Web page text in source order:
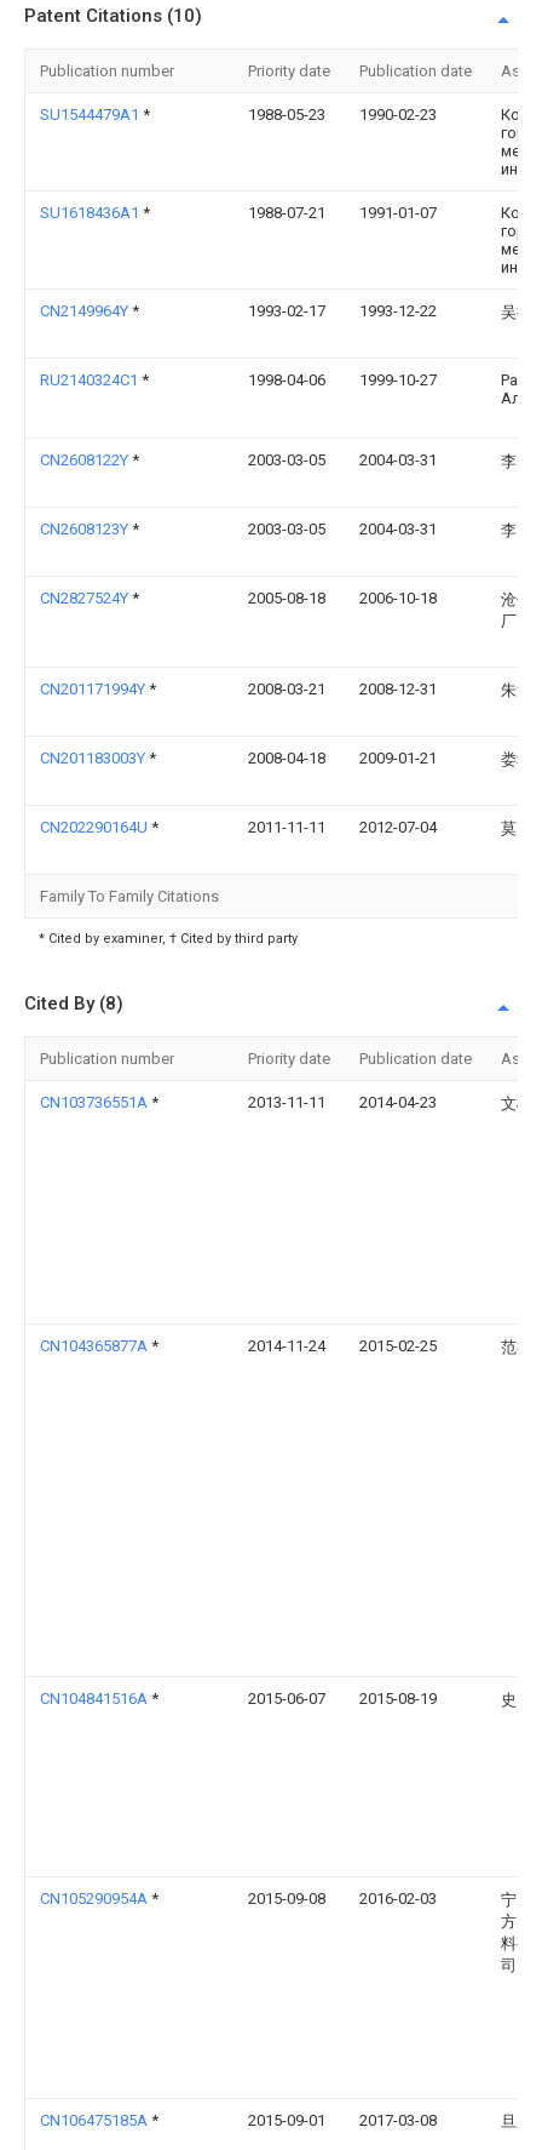
Patent Citations (10)
Publication number Priority date Publication date
SU1544479A1 * 1988-05-23 1990-02-23
SU1618436A1 * 1988-07-21 1991-01-07
CN2149964Y * 1993-02-17 1993-12-22 吴振
RU2140324C1 * 1998-04-06 1999-10-27
CN2608122Y * 2003-03-05 2004-03-31 李国
CN2608123Y * 2003-03-05 2004-03-31 李国
CN2827524Y * 2005-08-18 2006-10-18
沧州
厂
CN201171994Y * 2008-03-21 2008-12-31 朱浩
CN201183003Y * 2008-04-18 2009-01-21 娄和
CN202290164U * 2011-11-11 2012-07-04 莫虎
Family To Family Citations
* Cited by examiner, † Cited by third party
Cited By (8)
Publication number Priority date Publication date
CN103736551A * 2013-11-11 2014-04-23 文树
CN104365877A * 2014-11-24 2015-02-25 范祥
CN104841516A * 2015-06-07 2015-08-19 史自
CN105290954A * 2015-09-08 2016-02-03
宁国
方耐
料有
司
CN106475185A * 2015-09-01 2017-03-08 旦正